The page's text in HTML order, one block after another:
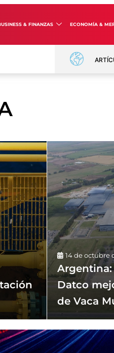
& FINANZAS ECONOMÍA &
14 de octubre
Argentina:
Datco
de Vaca